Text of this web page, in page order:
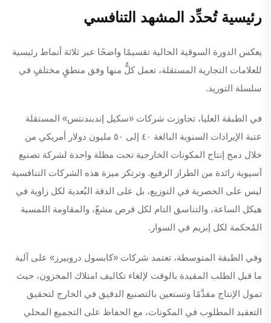
رئيسية تُحدِّد المشهد التنافسي
يعكس الدورة السوقية الحالية تقسيمًا واضحًا عبر ثلاثة أنماط رئيسية
للعلامات التجارية المستقلة، تعمل كلٌّ منها وفق منطقٍ مختلفٍ في
سلسلة التوريد.
في الطبقة العليا، تجاوزت شركات «سكيل إندبندنتس» المستقلة
عتبة الإيرادات السنوية البالغة ٤٠ إلى ٥٠ مليون دولار أمريكي من
خلال دمج إنتاج المكونات الخارجية تحت مظلة واحدة لشركة تصنيع
آسيوية رائدة من الطراز الرفيع. وترتكز ميزة هذه الشركات التنافسية
ليس على الحصرية في التوزيع، بل على الدقة البُعدية لكل زاوية في
هيكل الساعة، والتناسق التام لكل قرص مشعّ، والمقاومة اللمسية
المُحكمة لكل إبزيم في السوار.
وفي الطبقة المتوسطة، تعتمد شركات «كابسول دروبيرز» على آلية
ما قبل الطلب المقيدة بالوقت لإلغاء تكاليف امتلاك المخزون، حيث
تمول الإنتاج مقدَّمًا وتستعين بالتصنيع الدقيق في الخارج لتحقيق
التعقيد المطلوب في المكونات، مع الحفاظ على التجميع المحلي